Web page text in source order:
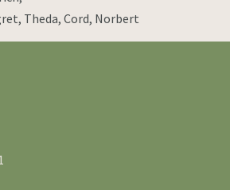
Theda, Cord, Norbert